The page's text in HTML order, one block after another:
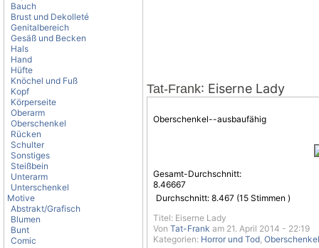
Bauch
Brust und Dekolleté
Genitalbereich
Gesäß und Becken
Hals
Hand
Hüfte
Knöchel und Fuß
Kopf
Körperseite
Oberarm
Oberschenkel
Rücken
Schulter
Sonstiges
Steißbein
Unterarm
Unterschenkel
Motive
Abstrakt/Grafisch
Blumen
Bunt
Comic
Tat-Frank: Eiserne Lady
Oberschenkel--ausbaufähig
Gesamt-Durchschnitt:
8.46667
Durchschnitt: 8.467 (15 Stimmen )
Titel: Eiserne Lady
Von Tat-Frank am 21. April 2014 - 22:19
Kategorien: Horror und Tod, Oberschenkel